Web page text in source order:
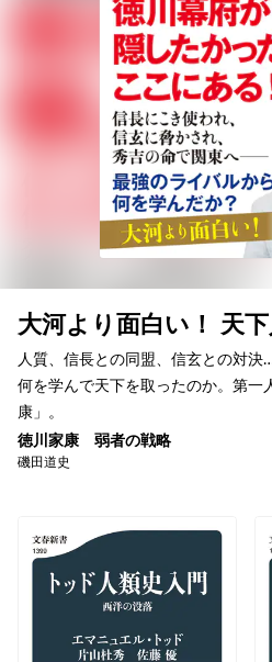
大河より面白い！ 天
人質、信長との同盟、信玄との対
何を学んで天下を取ったのか。第一
康」。
徳川家康 弱者の戦略
磯田道史